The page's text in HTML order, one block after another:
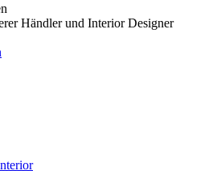
Händler und Interior Designer